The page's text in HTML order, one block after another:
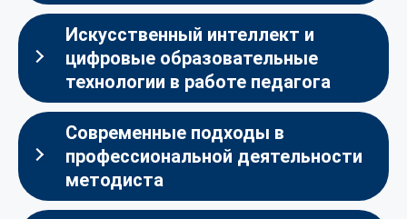
Искусственный интеллект и
цифровые образовательные
технологии в работе педагога
Современные подходы в
профессиональной деятельности
методиста